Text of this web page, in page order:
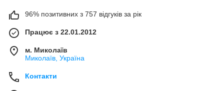
96% позитивних з 757 відгуків за рік
Працює з 22.01.2012
м. Миколаїв
Миколаїв, Україна
Контакти